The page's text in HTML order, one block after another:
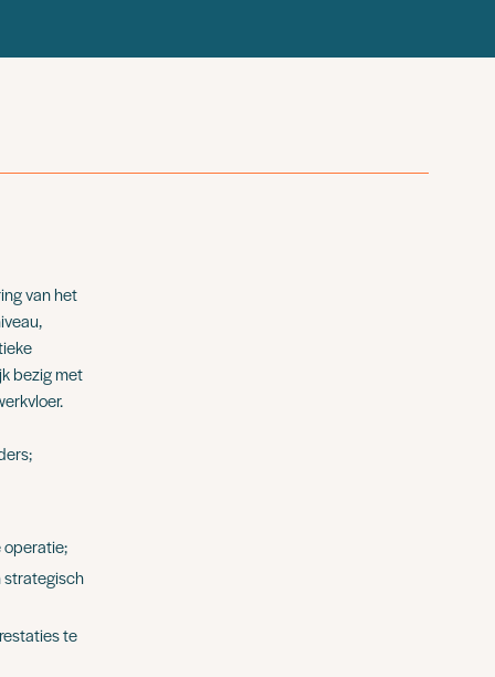
van het
bezig met
operatie;
strategisch
te